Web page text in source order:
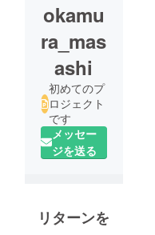
okamu
ra_mas
ashi
初めてのプ
ロジェクト
です
メッセー
ジを送る
リターンを